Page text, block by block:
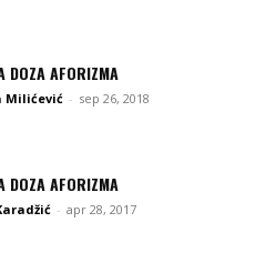
DOZA AFORIZMA
Milićević - sep 26, 2018
DOZA AFORIZMA
- apr 28, 2017